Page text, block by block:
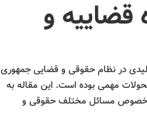
و
در نظام حقوقی و قضایی جمهوری
مهمی بوده است. این مقاله به
در خصوص مسائل مختلف حقوقی و